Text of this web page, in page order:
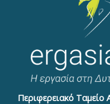
Περιφερειακό